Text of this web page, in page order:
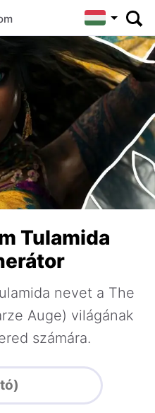
Tulamida
nevet a The
Auge) világának
számára.